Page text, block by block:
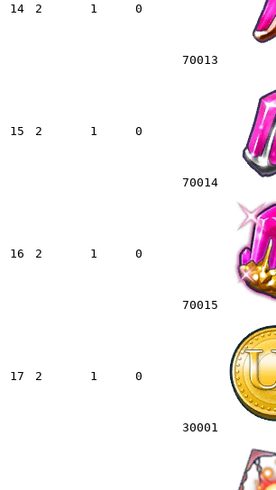
14 2 1 0
70013
15 2 1 0
70014
16 2 1 0
70015
17 2 1 0
30001